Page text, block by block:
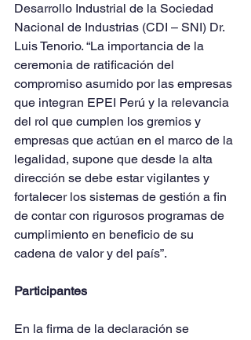
Desarrollo Industrial de la Sociedad
Nacional de Industrias (CDI – SNI) Dr.
Luis Tenorio. “La importancia de la
ceremonia de ratificación del
compromiso asumido por las empresas
que integran EPEI Perú y la relevancia
del rol que cumplen los gremios y
empresas que actúan en el marco de la
legalidad, supone que desde la alta
dirección se debe estar vigilantes y
fortalecer los sistemas de gestión a fin
de contar con rigurosos programas de
cumplimiento en beneficio de su
cadena de valor y del país”.
Participantes
En la firma de la declaración se